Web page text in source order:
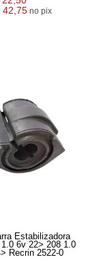
42,75 no pix
Estabilizadora
6v 22> 208 1.0
12v Turbo 24> Recrin 2522-0